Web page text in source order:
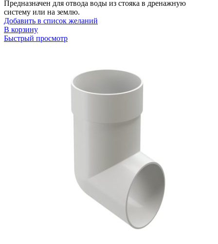
Предназначен для отвода воды из стояка в дренажную
систему или на землю.
Добавить в список желаний
В корзину
Быстрый просмотр